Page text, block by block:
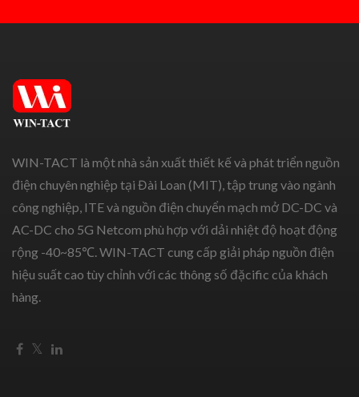
WIN-TACT là một nhà sản xuất thiết kế và phát triển nguồn
điện chuyên nghiệp tại Đài Loan (MIT), tập trung vào ngành
công nghiệp, ITE và nguồn điện chuyển mạch mở DC-DC và
AC-DC cho 5G Netcom phù hợp với dải nhiệt độ hoạt động
rộng -40~85℃. WIN-TACT cung cấp giải pháp nguồn điện
hiệu suất cao tùy chỉnh với các thông số đặcific của khách
hàng.